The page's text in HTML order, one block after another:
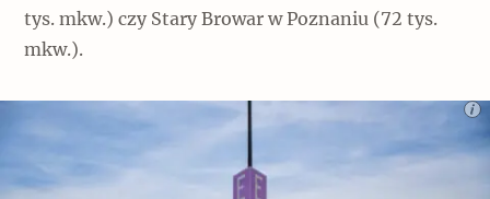
tys. mkw.) czy Stary Browar w Poznaniu (72 tys.
mkw.).